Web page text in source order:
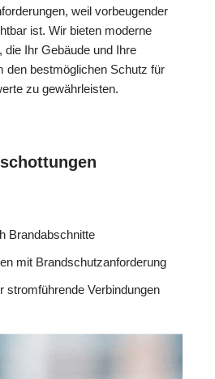
weil vorbeugender
ist. Wir bieten moderne
die Ihr Gebäude und Ihre
den bestmöglichen Schutz für
zu gewährleisten.
Brandabschnitte
mit Brandschutzanforderung
stromführende Verbindungen